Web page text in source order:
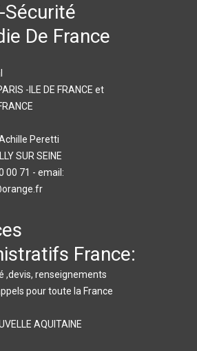
Sécurité
De France
-ILE DE FRANCE et
Peretti
SUR SEINE
00 71 - email:
France:
,devis, renseignements
pour toute la France
AQUITAINE